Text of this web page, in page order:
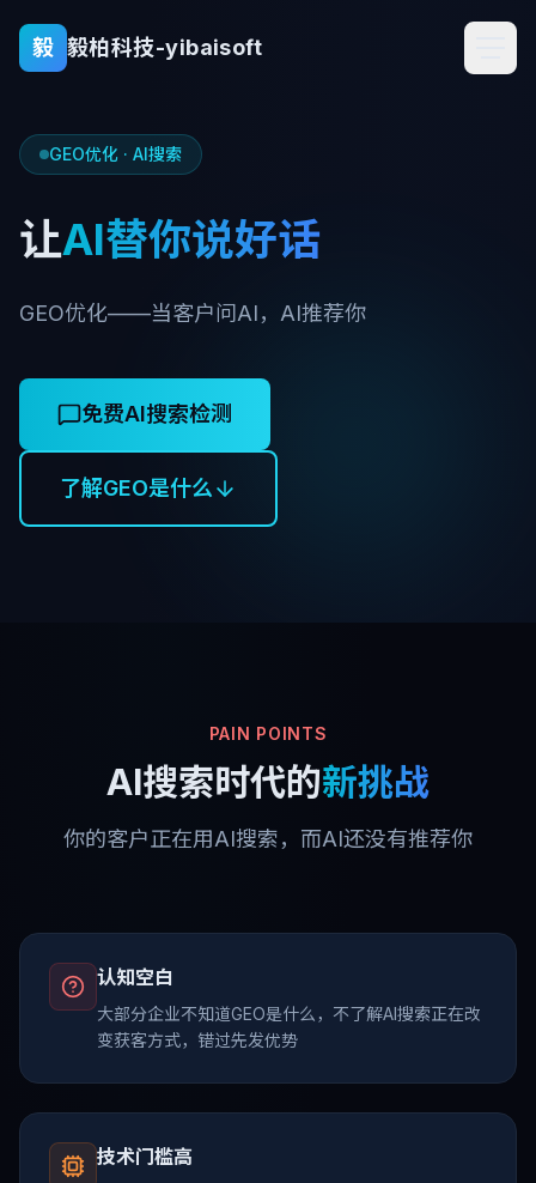
毅 毅柏科技-yibaisoft
导
航
单
首
简
介
产
品
我
免
询
GEO优化 · AI搜索
让AI替你说好话
GEO优化——当客户问AI，AI推荐你
免费AI搜索检测
了解GEO是什么
PAIN POINTS
AI搜索时代的新挑战
你的客户正在用AI搜索，而AI还没有推荐你
认知空白
大部分企业不知道GEO是什么，不了解AI搜索正在改
变获客方式，错过先发优势
技术门槛高